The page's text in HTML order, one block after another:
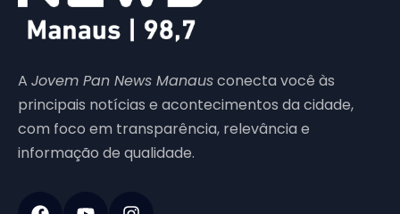
A Jovem Pan News Manausconecta você às
principais notícias e acontecimentos da cidade,
com foco em transparência, relevância e
informação de qualidade.